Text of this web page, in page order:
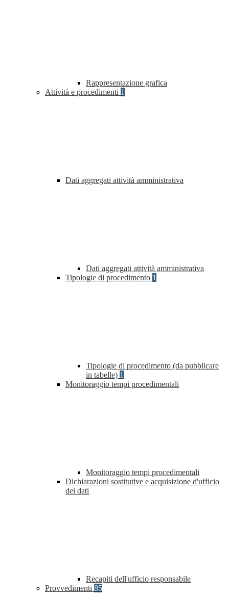
Rappresentazione grafica
Attività e procedimenti 1
Dati aggregati attività amministrativa
Dati aggregati attività amministrativa
Tipologie di procedimento 1
Tipologie di procedimento (da pubblicare
in tabelle) 1
Monitoraggio tempi procedimentali
Monitoraggio tempi procedimentali
Dichiarazioni sostitutive e acquisizione d'ufficio
dei dati
Recapiti dell'ufficio responsabile
Provvedimenti 85